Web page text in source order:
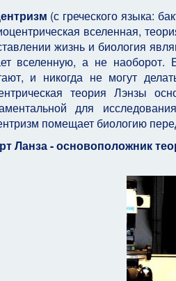
(с греческого языка:
вселенная,
жизнь и биология
вселенную, а не наоборот.
и никогда не могут
теория Лэнзы
для
помещает биологию
Ланза - основоположник